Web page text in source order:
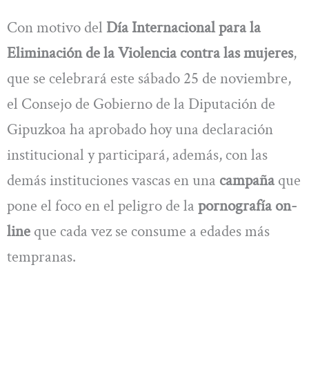
Con motivo del Día Internacional para la
Eliminación de la Violencia contra las mujeres,
que se celebrará este sábado 25 de noviembre,
el Consejo de Gobierno de la Diputación de
Gipuzkoa ha aprobado hoy una declaración
institucional y participará, además, con las
demás instituciones vascas en una campañaque
pone el foco en el peligro de la pornografía on-
line que cada vez se consume a edades más
tempranas.